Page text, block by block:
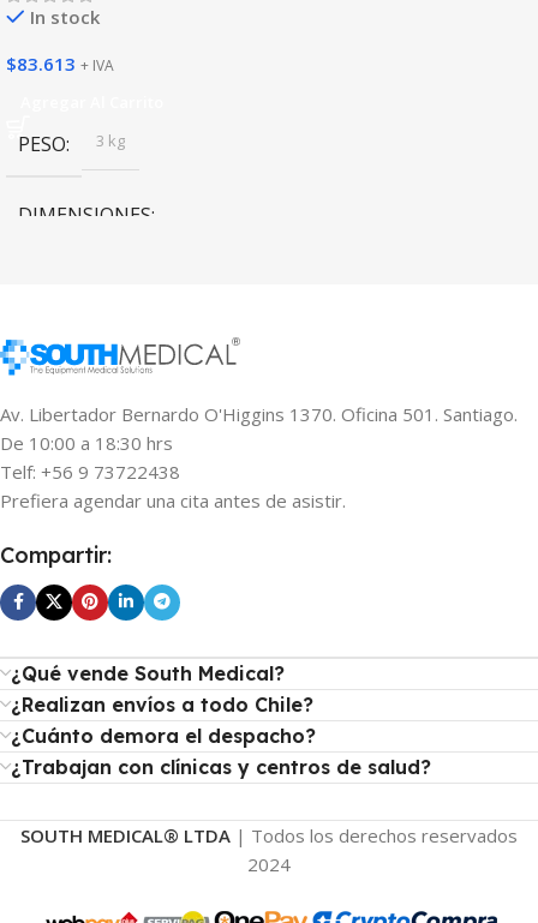
In stock
$83.613 + IVA
PESO 3 kg
DIMENSIONES
Av. Libertador Bernardo O'Higgins 1370. Oficina 501. Santiago.
De 10:00 a 18:30 hrs
Telf: +56 9 73722438
Prefiera agendar una cita antes de asistir.
Compartir:
¿Qué vende South Medical?
¿Realizan envíos a todo Chile?
¿Cuánto demora el despacho?
¿Trabajan con clínicas y centros de salud?
SOUTH MEDICAL® LTDA | Todos los derechos reservados
2024